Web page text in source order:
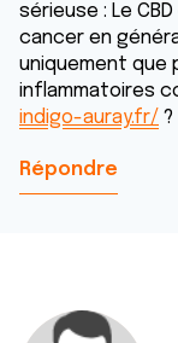
sérieuse : Le
cancer en
uniquement que
inflammatoires
indigo-auray.fr/ ?
Répondre